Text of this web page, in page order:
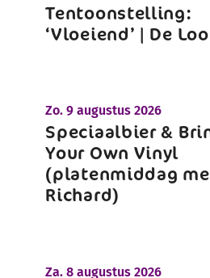
Tentoonstelling:
‘Vloeiend’ | De
Zo. 9 augustus 2026
Speciaalbier &
Your Own Vinyl
(platenmiddag
Richard)
Za. 8 augustus 2026